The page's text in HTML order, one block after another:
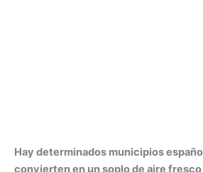
Hay determinados municipios
convierten en un soplo de aire